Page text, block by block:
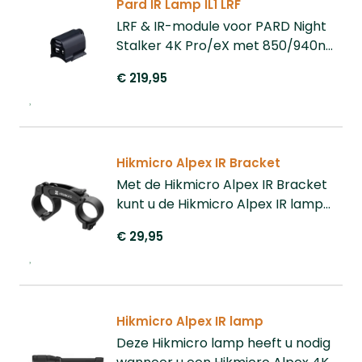
Pard IR Lamp IL1 LRF
LRF & IR-module voor PARD Night
Stalker 4K Pro/eX met 850/940nm
yards.
€ 219,95
Hikmicro Alpex IR Bracket
Met de Hikmicro Alpex IR Bracket
kunt u de Hikmicro Alpex IR lamp
bevestigen.
€ 29,95
Hikmicro Alpex IR lamp
Deze Hikmicro lamp heeft u nodig